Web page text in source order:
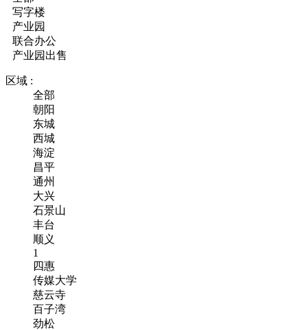
写字楼
产业园
联合办公
产业园出售
区域 :
全部
朝阳
东城
西城
海淀
昌平
通州
大兴
石景山
丰台
顺义
1
四惠
传媒大学
慈云寺
百子湾
劲松